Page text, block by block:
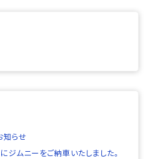
らせ
ムニーをご納車いたしました。